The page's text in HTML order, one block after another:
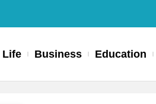
Life Business Education